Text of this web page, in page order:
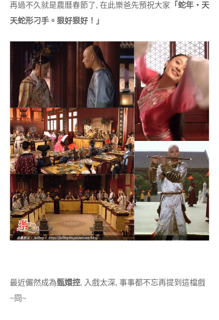
再過不久就是農曆春節了, 在此樂爸先預祝大家 「蛇年‧天
天蛇形刁手。狠好狠好！」
最近儼然成為甄嬛控, 入戲太深, 事事都不忘再提到這檔戲
~冏~